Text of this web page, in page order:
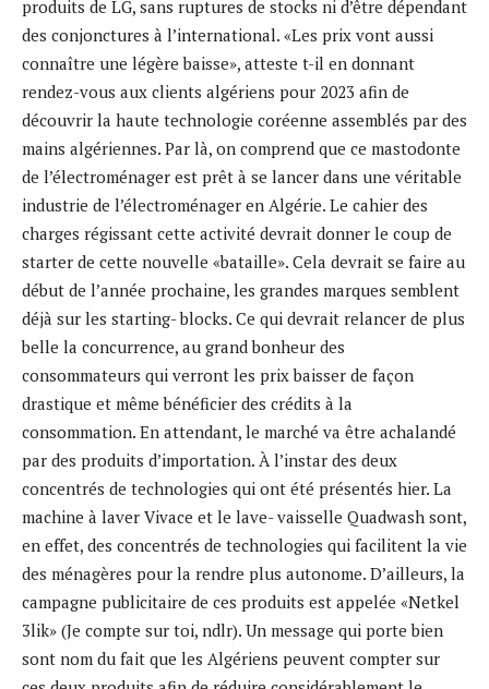
produits de LG, sans ruptures de stocks ni d’être dépendant
des conjonctures à l’international. «Les prix vont aussi
connaître une légère baisse», atteste t-il en donnant
rendez-vous aux clients algériens pour 2023 afin de
découvrir la haute technologie coréenne assemblés par des
mains algériennes. Par là, on comprend que ce mastodonte
de l’électroménager est prêt à se lancer dans une véritable
industrie de l’électroménager en Algérie. Le cahier des
charges régissant cette activité devrait donner le coup de
starter de cette nouvelle «bataille». Cela devrait se faire au
début de l’année prochaine, les grandes marques semblent
déjà sur les starting- blocks. Ce qui devrait relancer de plus
belle la concurrence, au grand bonheur des
consommateurs qui verront les prix baisser de façon
drastique et même bénéficier des crédits à la
consommation. En attendant, le marché va être achalandé
par des produits d’importation. À l’instar des deux
concentrés de technologies qui ont été présentés hier. La
machine à laver Vivace et le lave- vaisselle Quadwash sont,
en effet, des concentrés de technologies qui facilitent la vie
des ménagères pour la rendre plus autonome. D’ailleurs, la
campagne publicitaire de ces produits est appelée «Netkel
3lik» (Je compte sur toi, ndlr). Un message qui porte bien
sont nom du fait que les Algériens peuvent compter sur